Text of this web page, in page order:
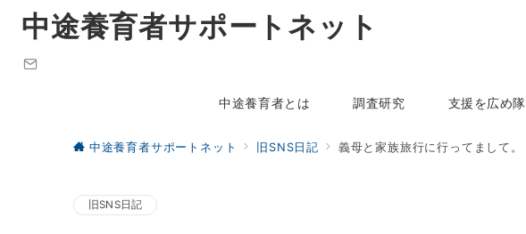
中途養育者サポートネット
中途養育者とは 調査研究 支援を広め隊
中途養育者サポートネット 旧SNS日記 義母と家族旅行に行ってまして。
旧SNS日記